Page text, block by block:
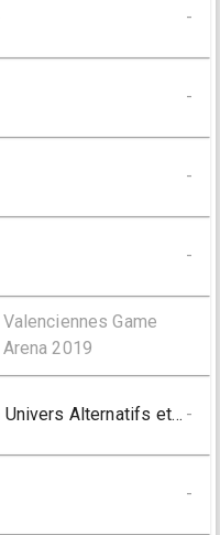
-
-
-
-
Valenciennes Game
Arena 2019
et Web - Saintes -
-